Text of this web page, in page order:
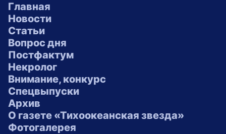
Главная
Новости
Статьи
Вопрос дня
Постфактум
Некролог
Внимание, конкурс
Спецвыпуски
Архив
О газете «Тихоокеанская звезда»
Фотогалерея